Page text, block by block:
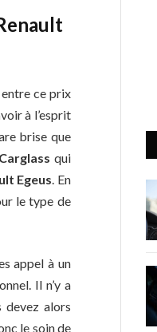
entre ce prix
à l’esprit
brise que
Carglass qui
Egeus. En
le type de
appel à un
Il n’y a
devez alors
le soin de